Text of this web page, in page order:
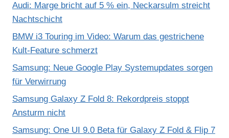
Audi: Marge bricht auf 5 % ein, Neckarsulm streicht
Nachtschicht
BMW i3 Touring im Video: Warum das gestrichene
Kult-Feature schmerzt
Samsung: Neue Google Play Systemupdates sorgen
für Verwirrung
Samsung Galaxy Z Fold 8: Rekordpreis stoppt
Ansturm nicht
Samsung: One UI 9.0 Beta für Galaxy Z Fold & Flip 7